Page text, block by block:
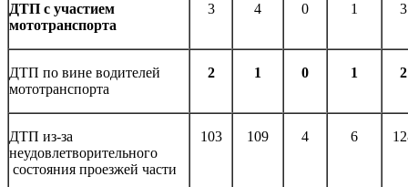
ДТП с участием
мототранспорта
3 4 0 1 3
ДТП по вине водителей
мототранспорта
2 1 0 1 2
ДТП из-за
неудовлетворительного
состояния проезжей части
103 109 4 6